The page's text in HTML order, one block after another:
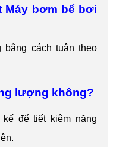
Máy bơm bể bơi
bằng cách tuân theo
lượng không?
để tiết kiệm năng